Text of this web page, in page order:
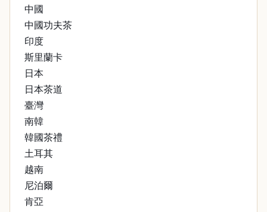
中國
中國功夫茶
印度
斯里蘭卡
日本
日本茶道
臺灣
南韓
韓國茶禮
土耳其
越南
尼泊爾
肯亞